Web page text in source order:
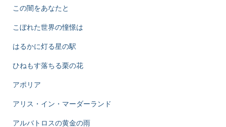
この闇をあなたと
こぼれた世界の憧憬は
はるかに灯る星の駅
ひねもす落ちる栗の花
アポリア
アリス・イン・マーダーランド
アルバトロスの黄金の雨